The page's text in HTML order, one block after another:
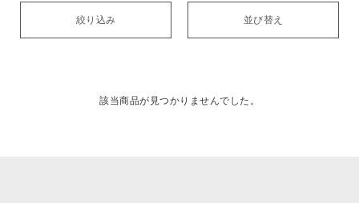
絞り込み 並び替え
該当商品が見つかりませんでした。